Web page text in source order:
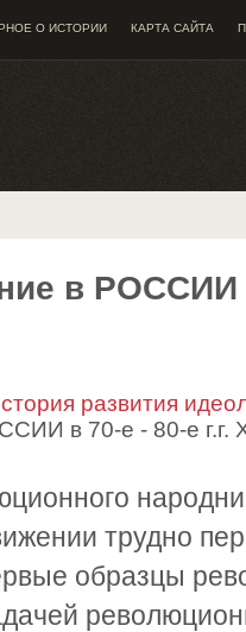
О ИСТОРИИ КАРТА САЙТА
в РОССИИ
развития
в 70-е - 80-е г.г.
трудно
образцы